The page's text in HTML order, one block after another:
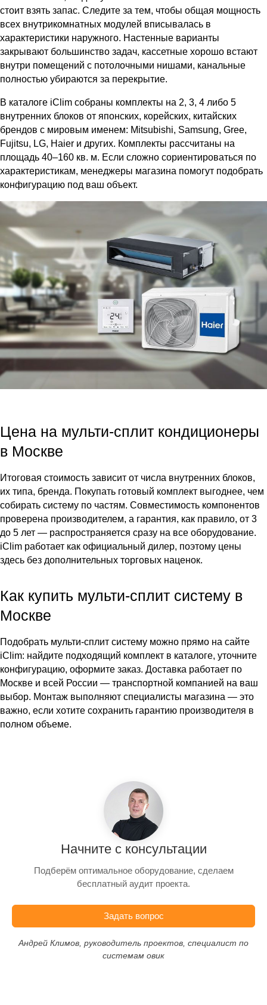
стоит взять запас. Следите за тем, чтобы общая мощность
всех внутрикомнатных модулей вписывалась в
характеристики наружного. Настенные варианты
закрывают большинство задач, кассетные хорошо встают
внутри помещений с потолочными нишами, канальные
полностью убираются за перекрытие.
В каталоге iClim собраны комплекты на 2, 3, 4 либо 5
внутренних блоков от японских, корейских, китайских
брендов с мировым именем: Mitsubishi, Samsung, Gree,
Fujitsu, LG, Haier и других. Комплекты рассчитаны на
площадь 40–160 кв. м. Если сложно сориентироваться по
характеристикам, менеджеры магазина помогут подобрать
конфигурацию под ваш объект.
Цена на мульти-сплит кондиционеры
в Москве
Итоговая стоимость зависит от числа внутренних блоков,
их типа, бренда. Покупать готовый комплект выгоднее, чем
собирать систему по частям. Совместимость компонентов
проверена производителем, а гарантия, как правило, от 3
до 5 лет — распространяется сразу на все оборудование.
iClim работает как официальный дилер, поэтому цены
здесь без дополнительных торговых наценок.
Как купить мульти-сплит систему в
Москве
Подобрать мульти-сплит систему можно прямо на сайте
iClim: найдите подходящий комплект в каталоге, уточните
конфигурацию, оформите заказ. Доставка работает по
Москве и всей России — транспортной компанией на ваш
выбор. Монтаж выполняют специалисты магазина — это
важно, если хотите сохранить гарантию производителя в
полном объеме.
Начните с консультации
Подберём оптимальное оборудование, сделаем
бесплатный аудит проекта.
Задать вопрос
Андрей Климов, руководитель проектов, специалист по
системам овик